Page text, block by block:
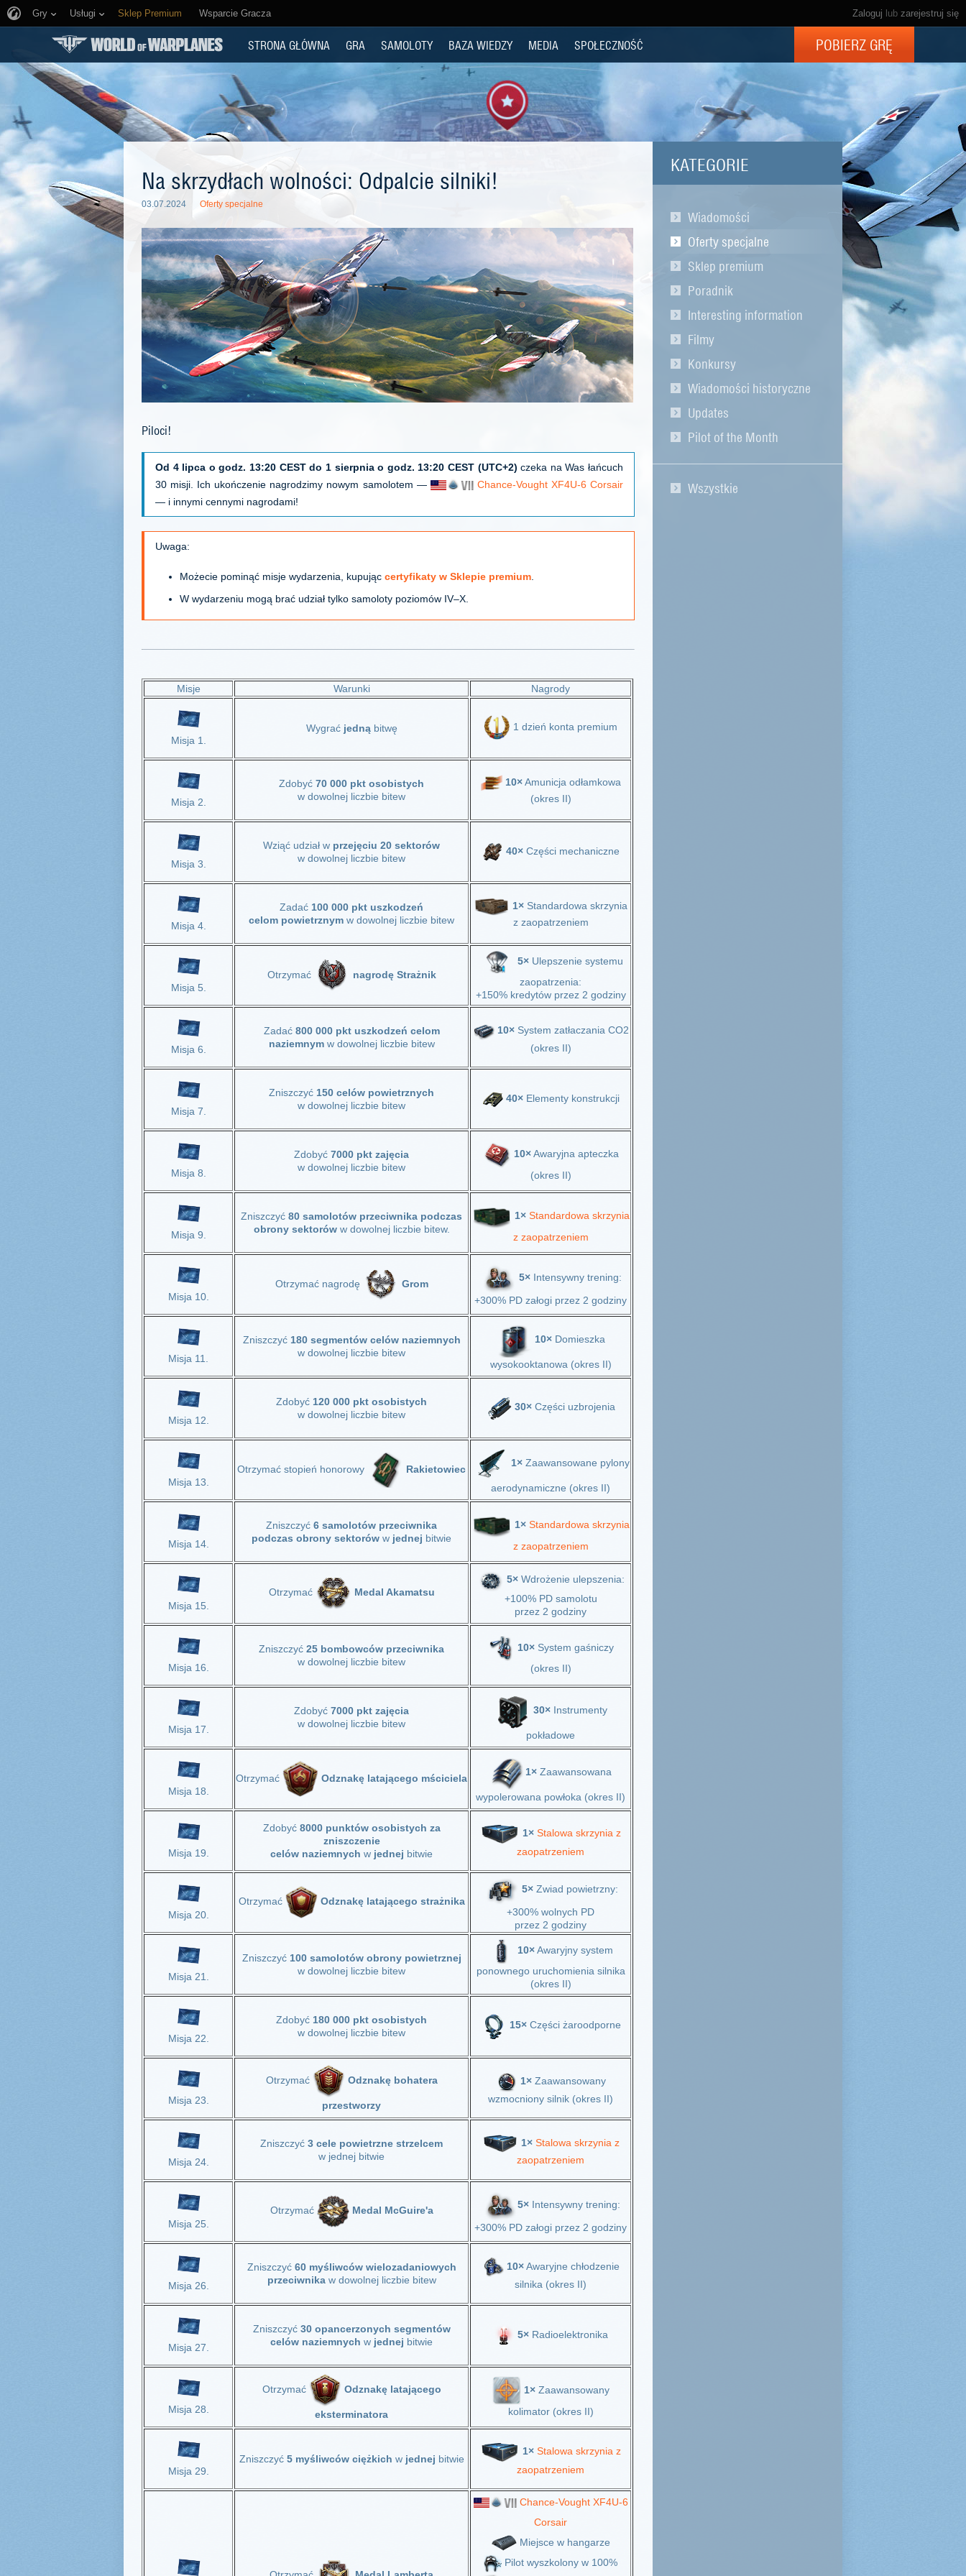
Zaloguj lub zarejestruj się
Gry Usługi Sklep Premium Wsparcie Gracza
STRONA GŁÓWNA GRA SAMOLOTY BAZA WIEDZY MEDIA SPOŁECZNOŚĆ POBIERZ GRĘ
KATEGORIE
Wiadomości
Oferty specjalne
Sklep premium
Poradnik
Interesting information
Filmy
Konkursy
Wiadomości historyczne
Updates
Pilot of the Month
Wszystkie
Na skrzydłach wolności: Odpalcie silniki!
03.07.2024 Oferty specjalne
Piloci!
Od 4 lipca o godz. 13:20 CEST do 1 sierpnia o godz. 13:20 CEST (UTC+2) czeka na Was łańcuch
30 misji. Ich ukończenie nagrodzimy nowym samolotem —
Chance-Vought XF4U-6 Corsair
— i innymi cennymi nagrodami!
Uwaga:
Możecie pominąć misje wydarzenia, kupując certyfikaty w Sklepie premium
W wydarzeniu mogą brać udział tylko samoloty poziomów IV–X.
Misje Warunki Nagrody
Misja 1.
Wygrać jednąbitwę 1 dzień konta premium
Misja 2.
Zdobyć 70 000 pkt osobistych
w dowolnej liczbie bitew
10×Amunicja odłamkowa
(okres II)
Misja 3.
Wziąć udział w przejęciu 20 sektorów
w dowolnej liczbie bitew
40× Części mechaniczne
Misja 4.
Zadać 100 000 pkt uszkodzeń
celom powietrznym w dowolnej liczbie bitew
1× Standardowa skrzynia
z zaopatrzeniem
Misja 5.
Otrzymać nagrodę Strażnik
5×Ulepszenie systemu
zaopatrzenia:
+150% kredytów przez 2 godziny
Misja 6.
Zadać 800 000 pkt uszkodzeń celom
naziemnymw dowolnej liczbie bitew
10×System zatłaczania CO2
(okres II)
Misja 7.
Zniszczyć 150 celów powietrznych
w dowolnej liczbie bitew
40× Elementy konstrukcji
Misja 8.
Zdobyć 7000 pkt zajęcia
w dowolnej liczbie bitew
10×Awaryjna apteczka
(okres II)
Misja 9.
Zniszczyć 80 samolotów przeciwnika podczas
obrony sektoróww dowolnej liczbie bitew.
1× Standardowa skrzynia
z zaopatrzeniem
Misja 10.
Otrzymać nagrodę Grom
5×Intensywny trening:
+300% PD załogi przez 2 godziny
Misja 11.
Zniszczyć 180 segmentów celów naziemnych
w dowolnej liczbie bitew
10× Domieszka
wysokooktanowa (okres II)
Misja 12.
Zdobyć 120 000 pkt osobistych
w dowolnej liczbie bitew
30×Części uzbrojenia
Misja 13.
Otrzymać stopień honorowy Rakietowiec
1×Zaawansowane pylony
aerodynamiczne (okres II)
Misja 14.
Zniszczyć 6 samolotów przeciwnika
podczas obrony sektorów w jednej bitwie
1× Standardowa skrzynia
z zaopatrzeniem
Misja 15.
Otrzymać Medal Akamatsu
5×Wdrożenie ulepszenia:
+100% PD samolotu
przez 2 godziny
Misja 16.
Zniszczyć 25 bombowców przeciwnika
w dowolnej liczbie bitew
10×System gaśniczy
(okres II)
Misja 17.
Zdobyć 7000 pkt zajęcia
w dowolnej liczbie bitew
30×Instrumenty
pokładowe
Misja 18.
Otrzymać Odznakę latającego mściciela
1× Zaawansowana
wypolerowana powłoka (okres II)
Misja 19.
Zdobyć 8000 punktów osobistych za
zniszczenie
celów naziemnych w jednej bitwie
1× Stalowa skrzynia z
zaopatrzeniem
Misja 20.
Otrzymać Odznakę latającego strażnika
5× Zwiad powietrzny:
+300% wolnych PD
przez 2 godziny
Misja 21.
Zniszczyć 100 samolotów obrony powietrznej
w dowolnej liczbie bitew
10×Awaryjny system
ponownego uruchomienia silnika
(okres II)
Misja 22.
Zdobyć 180 000 pkt osobistych
w dowolnej liczbie bitew
15× Części żaroodporne
Misja 23.
Otrzymać Odznakę bohatera
przestworzy
1×Zaawansowany
wzmocniony silnik (okres II)
Misja 24.
Zniszczyć 3 cele powietrzne strzelcem
w jednej bitwie
1× Stalowa skrzynia z
zaopatrzeniem
Misja 25.
Otrzymać Medal McGuire'a
5×Intensywny trening:
+300% PD załogi przez 2 godziny
Misja 26.
Zniszczyć 60 myśliwców wielozadaniowych
przeciwnika w dowolnej liczbie bitew
10×Awaryjne chłodzenie
silnika (okres II)
Misja 27.
Zniszczyć 30 opancerzonych segmentów
celów naziemnych w jednej bitwie
5× Radioelektronika
Misja 28.
Otrzymać Odznakę latającego
eksterminatora
1×Zaawansowany
kolimator (okres II)
Misja 29.
Zniszczyć 5 myśliwców ciężkich w jednej bitwie
1× Stalowa skrzynia z
zaopatrzeniem
Chance-Vought XF4U-6
Corsair
Miejsce w hangarze
Pilot wyszkolony w 100%